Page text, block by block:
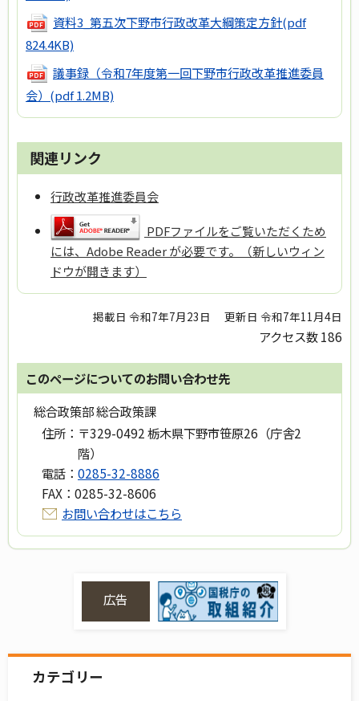
資料3_第五次下野市行政改革大綱策定方針(pdf
824.4KB)
議事録（令和7年度第一回下野市行政改革推進委員
会） (pdf 1.2MB)
関連リンク
行政改革推進委員会
PDFファイルをご覧いただくため
には、Adobe Reader が必要です。（新しいウィン
ドウが開きます）
掲載日 令和7年7月23日 更新日 令和7年11月4日
アクセス数186
このページについてのお問い合わせ先
総合政策部 総合政策課
住所： 〒329-0492 栃木県下野市笹原26（庁舎2
階）
電話： 0285-32-8886
FAX： 0285-32-8606
お問い合わせはこちら
広告
カテゴリー